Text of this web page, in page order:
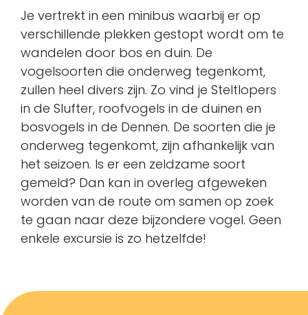
Je vertrekt in een minibus waarbij er op
verschillende plekken gestopt wordt om te
wandelen door bos en duin. De
vogelsoorten die onderweg tegenkomt,
zullen heel divers zijn. Zo vind je Steltlopers
in de Slufter, roofvogels in de duinen en
bosvogels in de Dennen. De soorten die je
onderweg tegenkomt, zijn afhankelijk van
het seizoen. Is er een zeldzame soort
gemeld? Dan kan in overleg afgeweken
worden van de route om samen op zoek
te gaan naar deze bijzondere vogel. Geen
enkele excursie is zo hetzelfde!